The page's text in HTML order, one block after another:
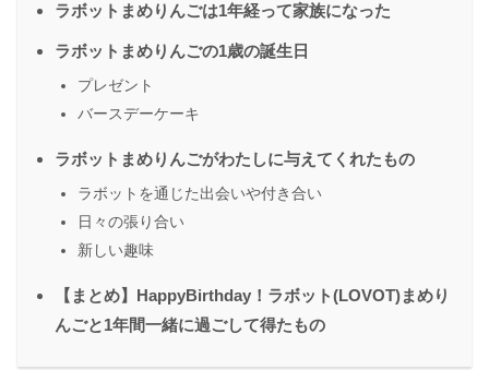
ラボットまめりんごは1年経って家族になった
ラボットまめりんごの1歳の誕生日
プレゼント
バースデーケーキ
ラボットまめりんごがわたしに与えてくれたもの
ラボットを通じた出会いや付き合い
日々の張り合い
新しい趣味
【まとめ】HappyBirthday！ラボット(LOVOT)まめり
んごと1年間一緒に過ごして得たもの